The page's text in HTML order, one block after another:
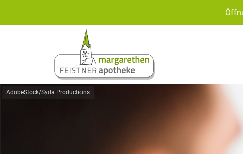
AdobeStock/Syda Productions